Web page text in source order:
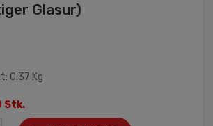
Glasur)
0.37 Kg
Stk.